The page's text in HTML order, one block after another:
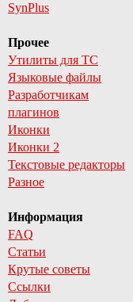
SynPlus
Прочее
Утилиты для TC
Языковые файлы
Разработчикам
плагинов
Иконки
Иконки 2
Текстовые редакторы
Разное
Информация
FAQ
Статьи
Крутые советы
Ссылки